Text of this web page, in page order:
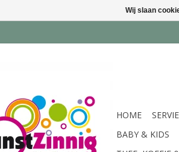
HOME
BABY & KIDS
Wij slaan